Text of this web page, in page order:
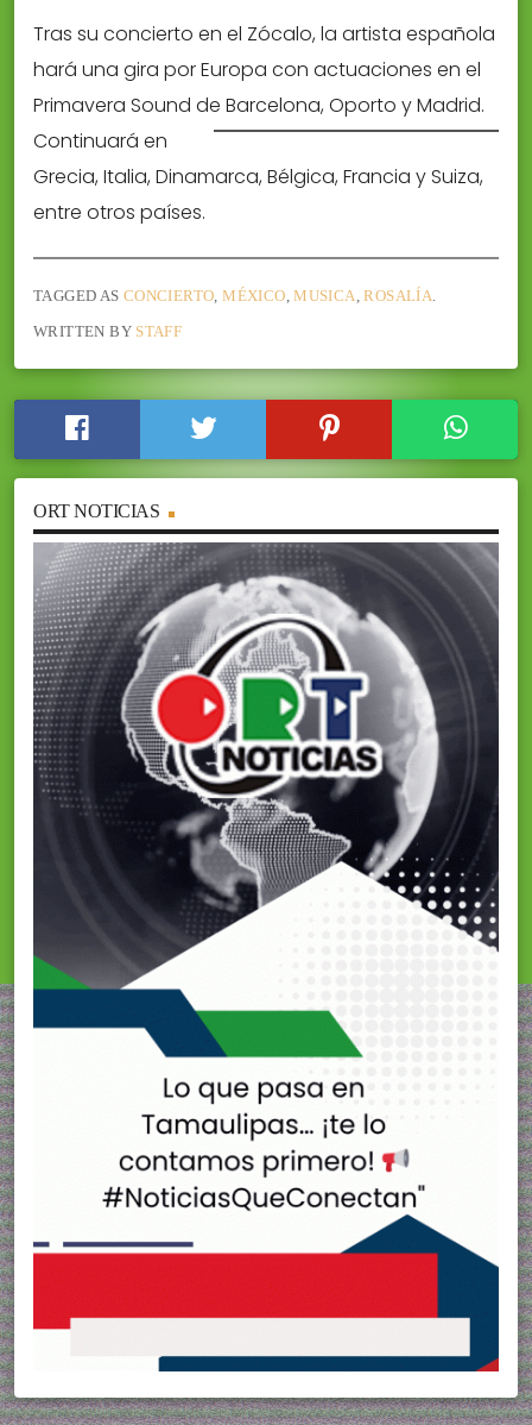
Tras su concierto en el Zócalo, la artista española
hará una gira por Europa con actuaciones en el
Primavera Sound de Barcelona, Oporto y Madrid.
Continuará en
Grecia, Italia, Dinamarca, Bélgica, Francia y Suiza,
entre otros países.
TAGGED AS CONCIERTO,MÉXICO,MUSICA,ROSALÍA.
WRITTEN BY STAFF
ORT NOTICIAS